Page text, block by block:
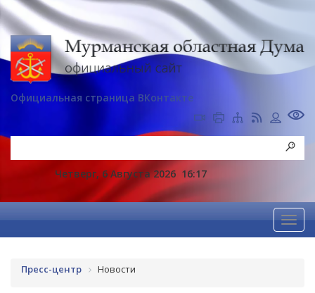
Официальная страница ВКонтакте
Четверг, 6 Августа 2026 16:17
Пресс-центр Новости